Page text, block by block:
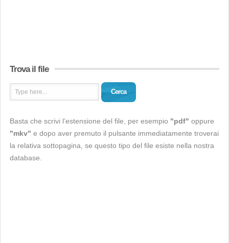
Trova il file
Cerca
Basta che scrivi l’estensione del file, per esempio "pdf" oppure
"mkv" e dopo aver premuto il pulsante immediatamente troverai
la relativa sottopagina, se questo tipo del file esiste nella nostra
database.